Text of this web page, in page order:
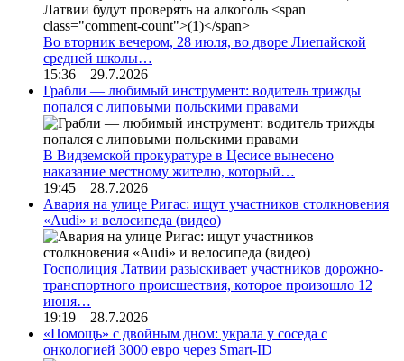
Во вторник вечером, 28 июля, во дворе Лиепайской
средней школы…
15:36 29.7.2026
Грабли — любимый инструмент: водитель трижды
попался с липовыми польскими правами
В Видземской прокуратуре в Цесисе вынесено
наказание местному жителю, который…
19:45 28.7.2026
Авария на улице Ригас: ищут участников столкновения
«Audi» и велосипеда (видео)
Госполиция Латвии разыскивает участников дорожно-
транспортного происшествия, которое произошло 12
июня…
19:19 28.7.2026
«Помощь» с двойным дном: украла у соседа с
онкологией 3000 евро через Smart-ID